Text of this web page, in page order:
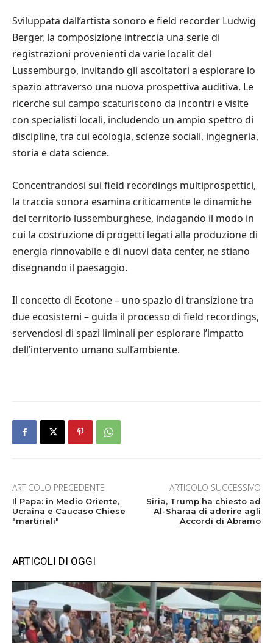
Sviluppata dall’artista sonoro e field recorder Ludwig
Berger, la composizione intreccia una serie di
registrazioni provenienti da varie localit del
Lussemburgo, invitando gli ascoltatori a esplorare lo
spazio attraverso una nuova prospettiva auditiva. Le
ricerche sul campo scaturiscono da incontri e visite
con specialisti locali, includendo un ampio spettro di
discipline, tra cui ecologia, scienze sociali, ingegneria,
storia e data science.
Concentrandosi sui field recordings multiprospettici,
la traccia sonora esamina criticamente le dinamiche
del territorio lussemburghese, indagando il modo in
cui la costruzione di progetti legati alla produzione di
energia rinnovabile e di nuovi data center, ne stiano
disegnando il paesaggio.
Il concetto di Ecotone – uno spazio di transizione tra
due ecosistemi – guida il processo di field recordings,
servendosi di spazi liminali per esplorare l’impatto
dell’intervento umano sull’ambiente.
ARTICOLO PRECEDENTE
Il Papa: in Medio Oriente,
Ucraina e Caucaso Chiese
"martiriali"
ARTICOLO SUCCESSIVO
Siria, Trump ha chiesto ad
Al-Sharaa di aderire agli
Accordi di Abramo
ARTICOLI DI OGGI